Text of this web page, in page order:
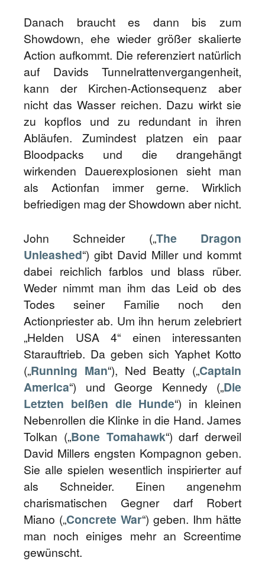
Danach braucht es dann bis zum
Showdown, ehe wieder größer skalierte
Action aufkommt. Die referenziert natürlich
auf Davids Tunnelrattenvergangenheit,
kann der Kirchen-Actionsequenz aber
nicht das Wasser reichen. Dazu wirkt sie
zu kopflos und zu redundant in ihren
Abläufen. Zumindest platzen ein paar
Bloodpacks und die drangehängt
wirkenden Dauerexplosionen sieht man
als Actionfan immer gerne. Wirklich
befriedigen mag der Showdown aber nicht.
John Schneider („The Dragon
Unleashed“) gibt David Miller und kommt
dabei reichlich farblos und blass rüber.
Weder nimmt man ihm das Leid ob des
Todes seiner Familie noch den
Actionpriester ab. Um ihn herum zelebriert
„Helden USA 4“ einen interessanten
Starauftrieb. Da geben sich Yaphet Kotto
(„Running Man“), Ned Beatty („Captain
America“) und George Kennedy („Die
Letzten beißen die Hunde“) in kleinen
Nebenrollen die Klinke in die Hand. James
Tolkan („Bone Tomahawk“) darf derweil
David Millers engsten Kompagnon geben.
Sie alle spielen wesentlich inspirierter auf
als Schneider. Einen angenehm
charismatischen Gegner darf Robert
Miano („Concrete War“) geben. Ihm hätte
man noch einiges mehr an Screentime
gewünscht.